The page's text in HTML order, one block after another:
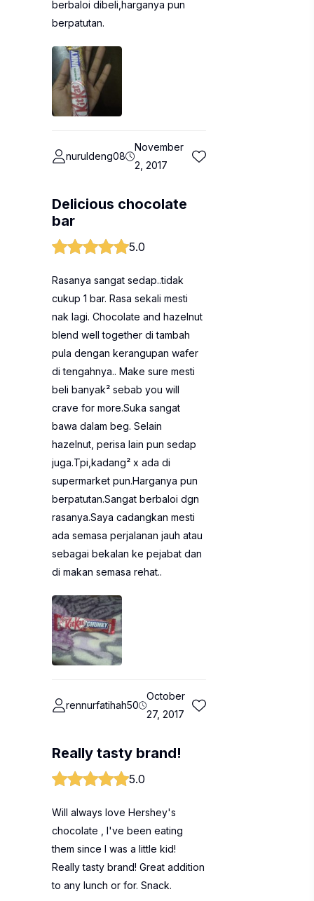
berbaloi dibeli,harganya pun
berpatutan.
nuruldeng08
November
2, 2017
Delicious chocolate
bar
5.0
Rasanya sangat sedap..tidak
cukup 1 bar. Rasa sekali mesti
nak lagi. Chocolate and hazelnut
blend well together di tambah
pula dengan kerangupan wafer
di tengahnya.. Make sure mesti
beli banyak² sebab you will
crave for more.Suka sangat
bawa dalam beg. Selain
hazelnut, perisa lain pun sedap
juga.Tpi,kadang² x ada di
supermarket pun.Harganya pun
berpatutan.Sangat berbaloi dgn
rasanya.Saya cadangkan mesti
ada semasa perjalanan jauh atau
sebagai bekalan ke pejabat dan
di makan semasa rehat..
rennurfatihah50
October
27, 2017
Really tasty brand!
5.0
Will always love Hershey's
chocolate , I've been eating
them since I was a little kid!
Really tasty brand! Great addition
to any lunch or for. Snack.